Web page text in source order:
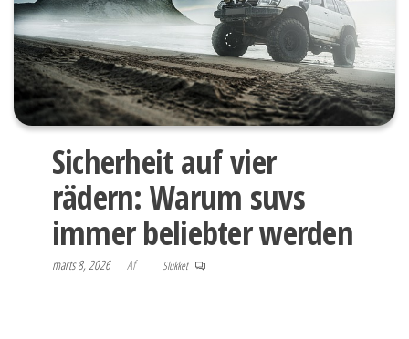
Sicherheit auf vier
rädern: Warum suvs
immer beliebter werden
marts 8, 2026 Af Slukket